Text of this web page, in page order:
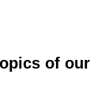
of our